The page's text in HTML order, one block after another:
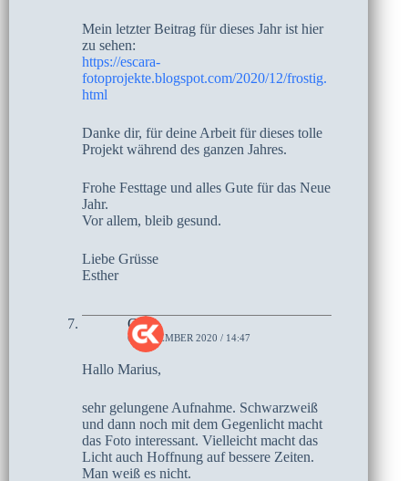
Mein letzter Beitrag für dieses Jahr ist hier
zu sehen:
https://escara-
fotoprojekte.blogspot.com/2020/12/frostig.
html
Danke dir, für deine Arbeit für dieses tolle
Projekt während des ganzen Jahres.
Frohe Festtage und alles Gute für das Neue
Jahr.
Vor allem, bleib gesund.
Liebe Grüsse
Esther
Gerd
6. DEZEMBER 2020 / 14:47
Hallo Marius,
sehr gelungene Aufnahme. Schwarzweiß
und dann noch mit dem Gegenlicht macht
das Foto interessant. Vielleicht macht das
Licht auch Hoffnung auf bessere Zeiten.
Man weiß es nicht.